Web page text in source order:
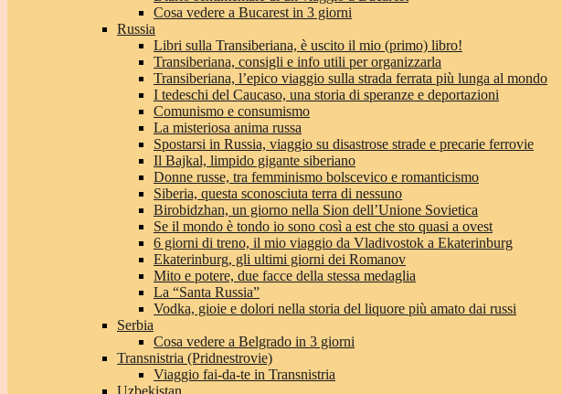
Cosa vedere a Bucarest in 3 giorni
Russia
Libri sulla Transiberiana, è uscito il mio (primo) libro!
Transiberiana, consigli e info utili per organizzarla
Transiberiana, l’epico viaggio sulla strada ferrata più lunga al mondo
I tedeschi del Caucaso, una storia di speranze e deportazioni
Comunismo e consumismo
La misteriosa anima russa
Spostarsi in Russia, viaggio su disastrose strade e precarie ferrovie
Il Bajkal, limpido gigante siberiano
Donne russe, tra femminismo bolscevico e romanticismo
Siberia, questa sconosciuta terra di nessuno
Birobidzhan, un giorno nella Sion dell’Unione Sovietica
Se il mondo è tondo io sono così a est che sto quasi a ovest
6 giorni di treno, il mio viaggio da Vladivostok a Ekaterinburg
Ekaterinburg, gli ultimi giorni dei Romanov
Mito e potere, due facce della stessa medaglia
La “Santa Russia”
Vodka, gioie e dolori nella storia del liquore più amato dai russi
Serbia
Cosa vedere a Belgrado in 3 giorni
Transnistria (Pridnestrovie)
Viaggio fai-da-te in Transnistria
Uzbekistan